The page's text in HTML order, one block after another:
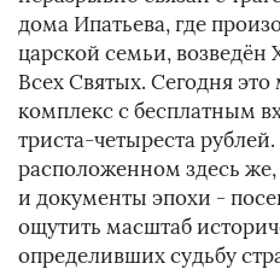
дома Ипатьева, где
царской семьи,
Всех Святых. Сегодня
комплекс с бесплатным
триста-четыреста
расположенном здесь
и документы эпохи -
ощутить масштаб
определивших судьбу